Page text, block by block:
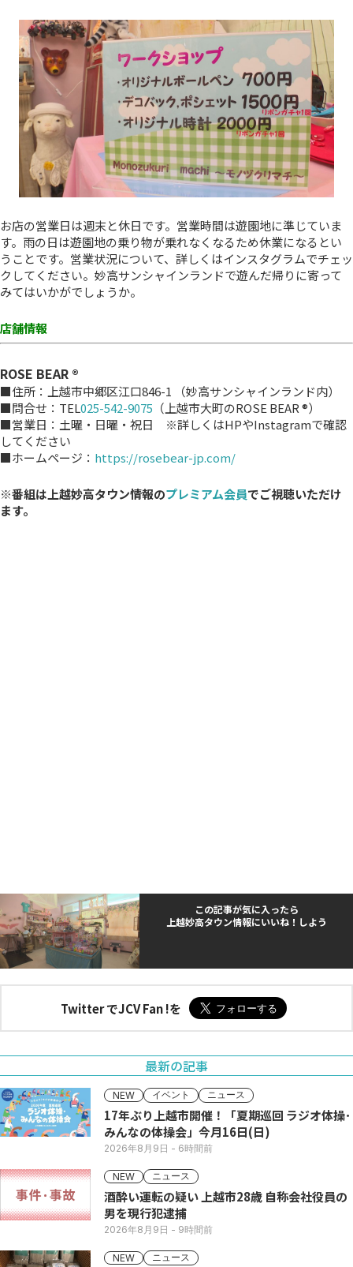
お店の営業日は週末と休日です。営業時間は遊園地に準じていま
す。雨の日は遊園地の乗り物が乗れなくなるため休業になるとい
うことです。営業状況について、詳しくはインスタグラムでチェッ
クしてください。妙高サンシャインランドで遊んだ帰りに寄って
みてはいかがでしょうか。
店舗情報
ROSE BEAR ®︎
■住所：上越市中郷区江口846-1 （妙高サンシャインランド内）
■問合せ：TEL025-542-9075 （上越市大町のROSE BEAR ®︎）
■営業日：土曜・日曜・祝日 ※詳しくはHPやInstagramで確認
してください
■ホームページ： https://rosebear-jp.com/
※番組は上越妙高タウン情報のプレミアム会員でご視聴いただけ
ます。
この記事が気に入ったら
上越妙高タウン情報にいいね！しよう
Twitter でJCV Fan !を
最新の記事
NEW イベント ニュース
17年ぶり上越市開催！「夏期巡回 ラジオ体操･
みんなの体操会」今月16日(日)
2026年8月9日 - 6時間前
NEW ニュース
酒酔い運転の疑い 上越市28歳 自称会社役員の
男を現行犯逮捕
2026年8月9日 - 9時間前
NEW ニュース